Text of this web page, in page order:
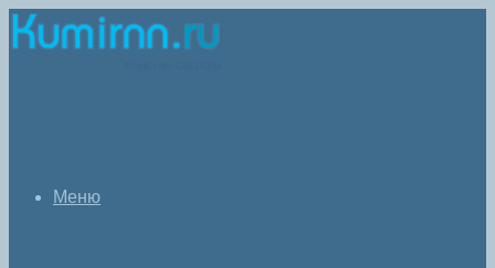
Меню